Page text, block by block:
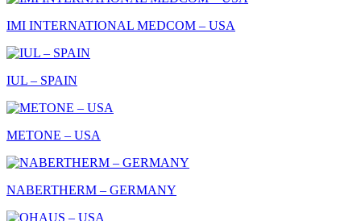
IMI INTERNATIONAL MEDCOM – USA
IUL – SPAIN
METONE – USA
NABERTHERM – GERMANY